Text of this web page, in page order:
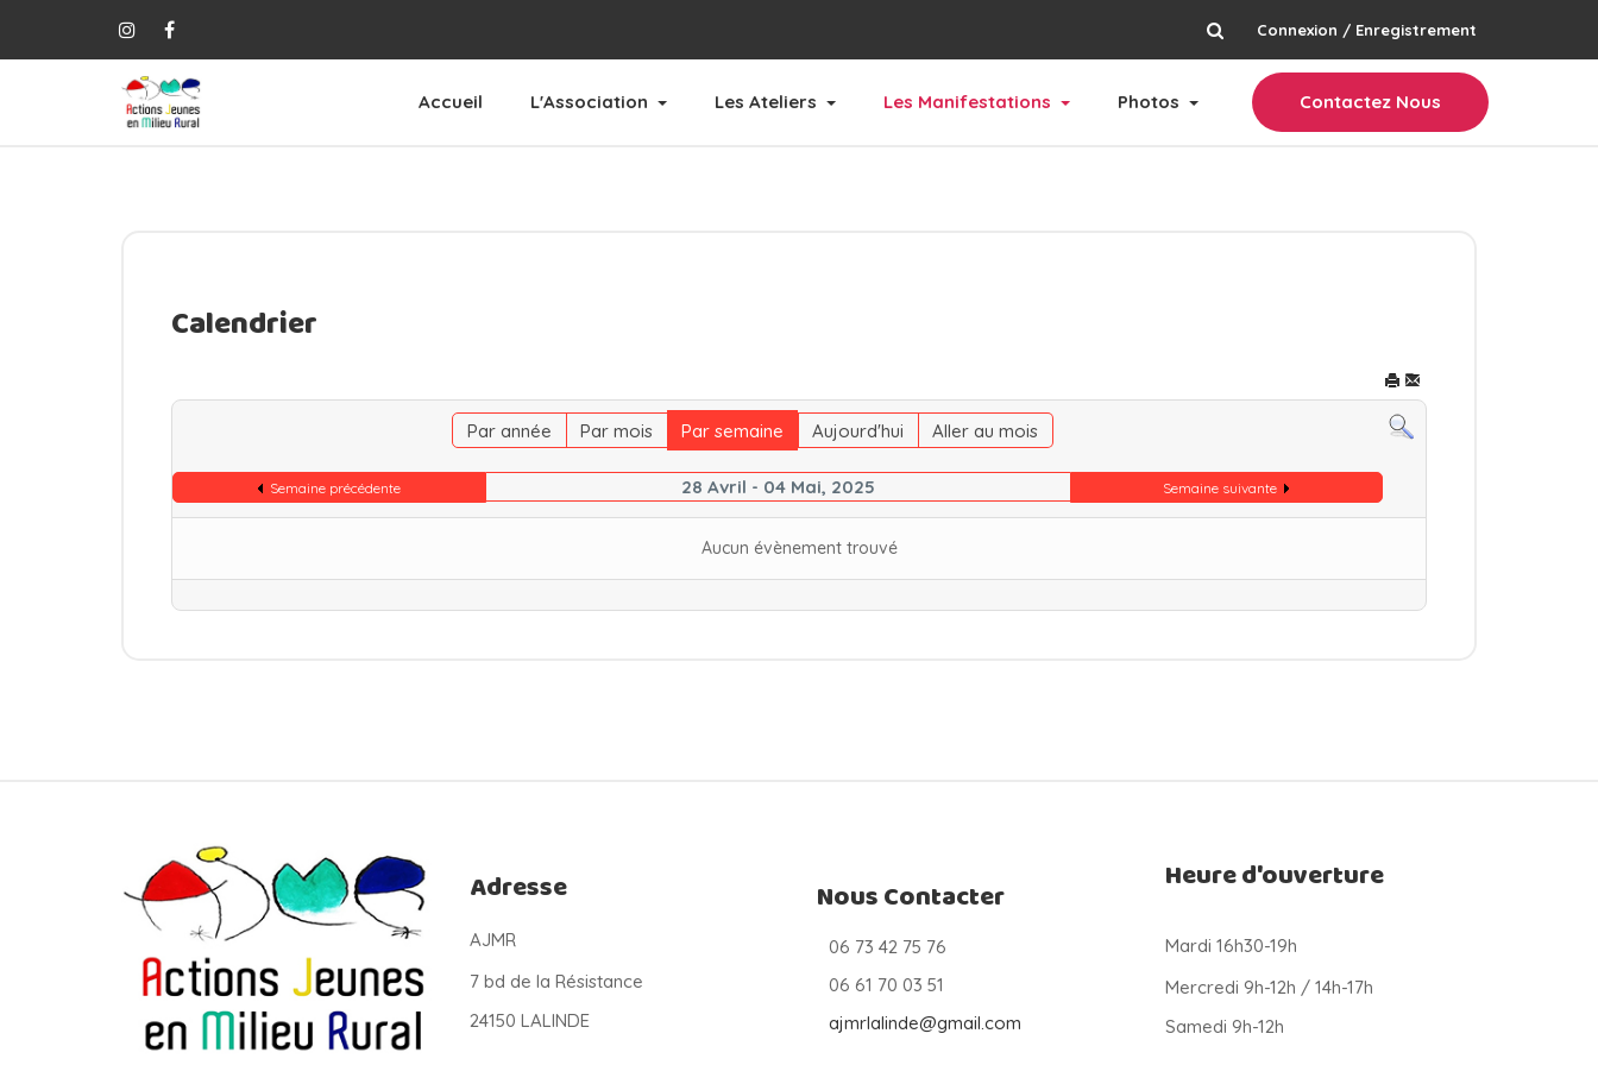
rechercher
Connexion / Enregistrement
Accueil L'Association Les Ateliers Les Manifestations Photos Contactez Nous
Calendrier
Par année Par mois Par semaine Aujourd'hui Aller au mois
Semaine précédente 28 Avril - 04 Mai, 2025 Semaine suivante
Aucun évènement trouvé
Adresse
AJMR
7 bd de la Résistance
24150 LALINDE
Nous Contacter
06 73 42 75 76
06 61 70 03 51
ajmrlalinde@gmail.com
Heure d'ouverture
Mardi 16h30-19h
Mercredi 9h-12h / 14h-17h
Samedi 9h-12h